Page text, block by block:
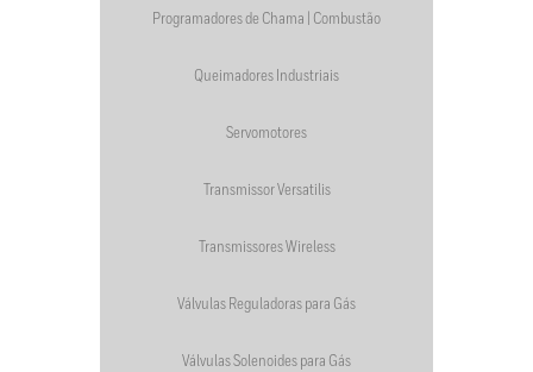
Programadores de Chama | Combustão
Queimadores Industriais
Servomotores
Transmissor Versatilis
Transmissores Wireless
Válvulas Reguladoras para Gás
Válvulas Solenoides para Gás